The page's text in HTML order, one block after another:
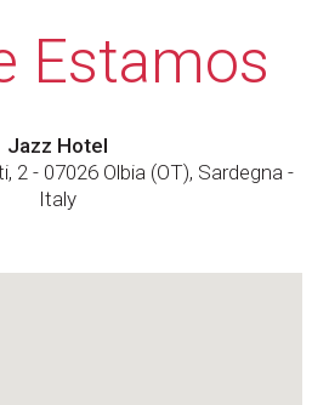
Estamos
Jazz Hotel
2 - 07026 Olbia (OT), Sardegna -
Italy